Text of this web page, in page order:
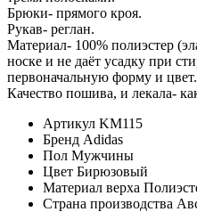
Брюки- прямого кроя.
Рукав- реглан.
Материал- 100% полиэстер
носке и не даёт усадку при
первоначальную форму и цвет.
Качество пошива, и лекала-
Артикул KM115
Бренд Adidas
Пол Мужчины
Цвет Бирюзовый
Материал верха
Страна производства